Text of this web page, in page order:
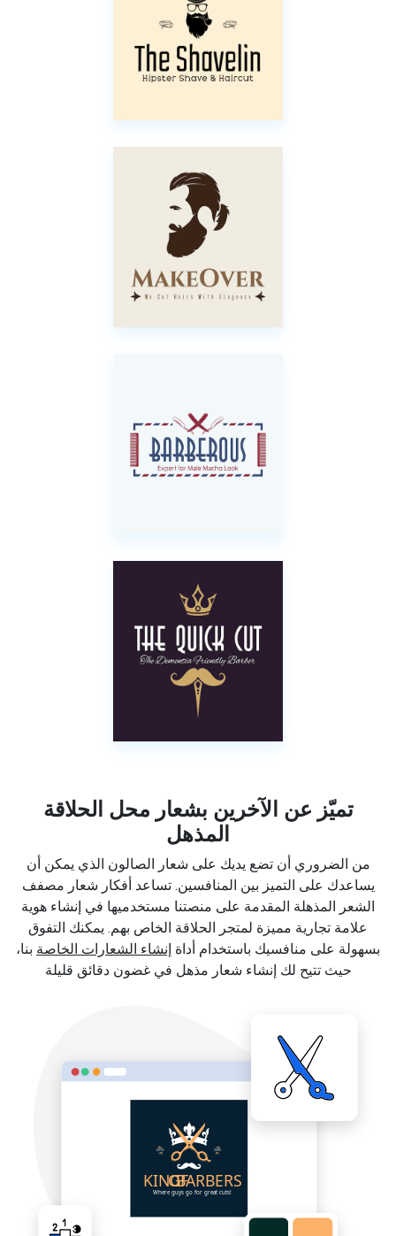
تميّز عن الآخرين بشعار محل الحلاقة
المذهل
من الضروري أن تضع يديك على شعار الصالون الذي يمكن أن
يساعدك على التميز بين المنافسين. تساعد أفكار شعار مصفف
الشعر المذهلة المقدمة على منصتنا مستخدميها في إنشاء هوية
علامة تجارية مميزة لمتجر الحلاقة الخاص بهم. يمكنك التفوق
بسهولة على منافسيك باستخدام أداة إنشاء الشعارات الخاصة بنا،
حيث تتيح لك إنشاء شعار مذهل في غضون دقائق قليلة